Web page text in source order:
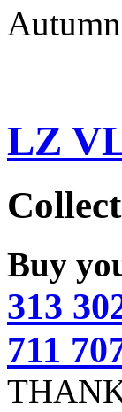
LZ
Buy
313
711